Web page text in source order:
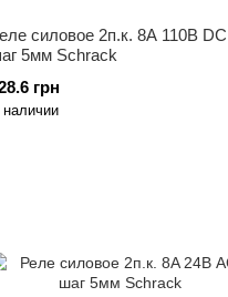
силовое 2п.к. 8A 110B DC
5мм Schrack
грн
наличии